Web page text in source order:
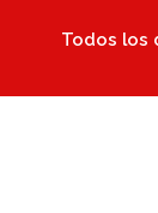
Todos los